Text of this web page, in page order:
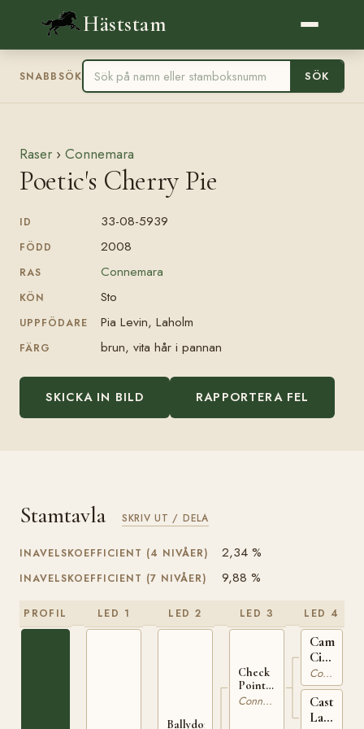
Häststam
SNABBSÖK SÖK
Raser › Connemara
Poetic's Cherry Pie
ID 33-08-5939
FÖDD 2008
RAS Connemara
KÖN Sto
UPPFÖDARE Pia Levin, Laholm
FÄRG brun, vita hår i pannan
SKICKA IN BILD RAPPORTERA FEL
Stamtavla SKRIV UT / DELA
INAVELSKOEFFICIENT (4 NIVÅER) 2,34 %
INAVELSKOEFFICIENT (7 NIVÅER) 9,88 %
PROFIL LED 1 LED 2
Ballydonagh
LED 3
Check
Point
CharlieConnemara
LED 4
Camlin
Cicada
IRE
119
Connemara
Lady